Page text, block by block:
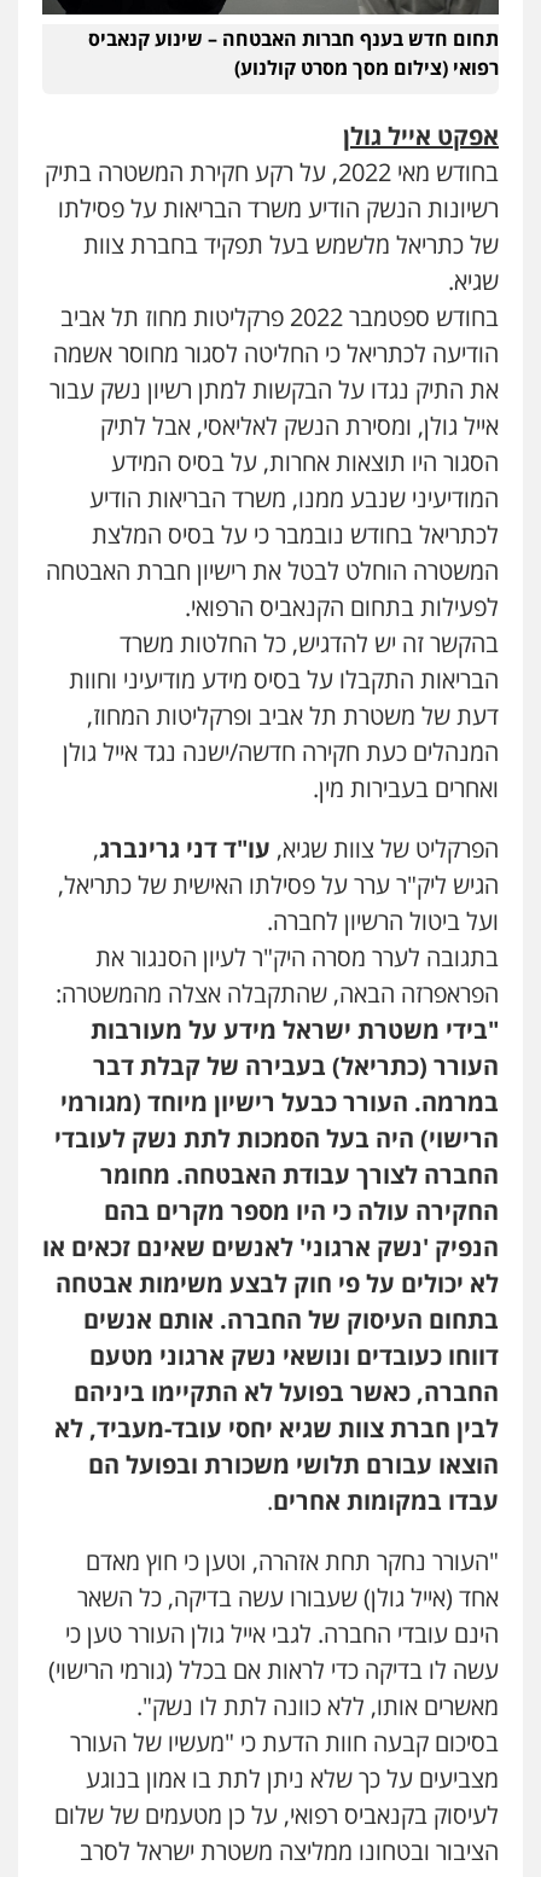
תחום חדש בענף חברות האבטחה – שינוע קנאביס
רפואי (צילום מסך מסרט קולנוע)
אפקט אייל גולן
בחודש מאי 2022, על רקע חקירת המשטרה בתיק
רשיונות הנשק הודיע משרד הבריאות על פסילתו
של כתריאל מלשמש בעל תפקיד בחברת צוות
שגיא.
בחודש ספטמבר 2022 פרקליטות מחוז תל אביב
הודיעה לכתריאל כי החליטה לסגור מחוסר אשמה
את התיק נגדו על הבקשות למתן רשיון נשק עבור
אייל גולן, ומסירת הנשק לאליאסי, אבל לתיק
הסגור היו תוצאות אחרות, על בסיס המידע
המודיעיני שנבע ממנו, משרד הבריאות הודיע
לכתריאל בחודש נובמבר כי על בסיס המלצת
המשטרה הוחלט לבטל את רישיון חברת האבטחה
לפעילות בתחום הקנאביס הרפואי.
בהקשר זה יש להדגיש, כל החלטות משרד
הבריאות התקבלו על בסיס מידע מודיעיני וחוות
דעת של משטרת תל אביב ופרקליטות המחוז,
המנהלים כעת חקירה חדשה/ישנה נגד אייל גולן
ואחרים בעבירות מין.
הפרקליט של צוות שגיא, עו"ד דני גרינברג,
הגיש ליק"ר ערר על פסילתו האישית של כתריאל,
ועל ביטול הרשיון לחברה.
בתגובה לערר מסרה היק"ר לעיון הסנגור את
הפראפרזה הבאה, שהתקבלה אצלה מהמשטרה:
"בידי משטרת ישראל מידע על מעורבות
העורר (כתריאל) בעבירה של קבלת דבר
במרמה. העורר כבעל רישיון מיוחד (מגורמי
הרישוי) היה בעל הסמכות לתת נשק לעובדי
החברה לצורך עבודת האבטחה. מחומר
החקירה עולה כי היו מספר מקרים בהם
הנפיק 'נשק ארגוני' לאנשים שאינם זכאים או
לא יכולים על פי חוק לבצע משימות אבטחה
בתחום העיסוק של החברה. אותם אנשים
דווחו כעובדים ונושאי נשק ארגוני מטעם
החברה, כאשר בפועל לא התקיימו ביניהם
לבין חברת צוות שגיא יחסי עובד-מעביד, לא
הוצאו עבורם תלושי משכורת ובפועל הם
עבדו במקומות אחרים.
"העורר נחקר תחת אזהרה, וטען כי חוץ מאדם
אחד (אייל גולן) שעבורו עשה בדיקה, כל השאר
הינם עובדי החברה. לגבי אייל גולן העורר טען כי
עשה לו בדיקה כדי לראות אם בכלל (גורמי הרישוי)
מאשרים אותו, ללא כוונה לתת לו נשק".
בסיכום קבעה חוות הדעת כי "מעשיו של העורר
מצביעים על כך שלא ניתן לתת בו אמון בנוגע
לעיסוק בקנאביס רפואי, על כן מטעמים של שלום
הציבור ובטחונו ממליצה משטרת ישראל לסרב